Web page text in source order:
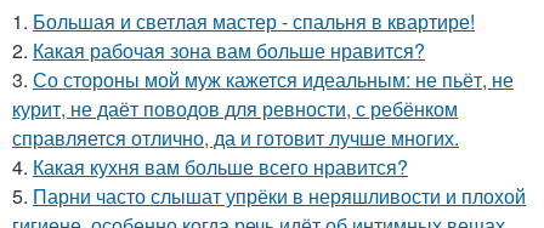
1. Большая и светлая мастер - спальня в квартире!
2. Какая рабочая зона вам больше нравится?
3. Со стороны мой муж кажется идеальным: не пьёт, не
курит, не даёт поводов для ревности, с ребёнком
справляется отлично, да и готовит лучше многих.
4. Какая кухня вам больше всего нравится?
5. Парни часто слышат упрёки в неряшливости и плохой